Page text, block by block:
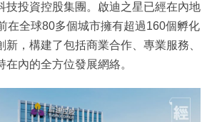
技投資控股集團。啟迪之星已經在內地
在全球80多個城市擁有超過160個孵化
新，構建了包括商業合作、專業服務、
在內的全方位發展網絡。